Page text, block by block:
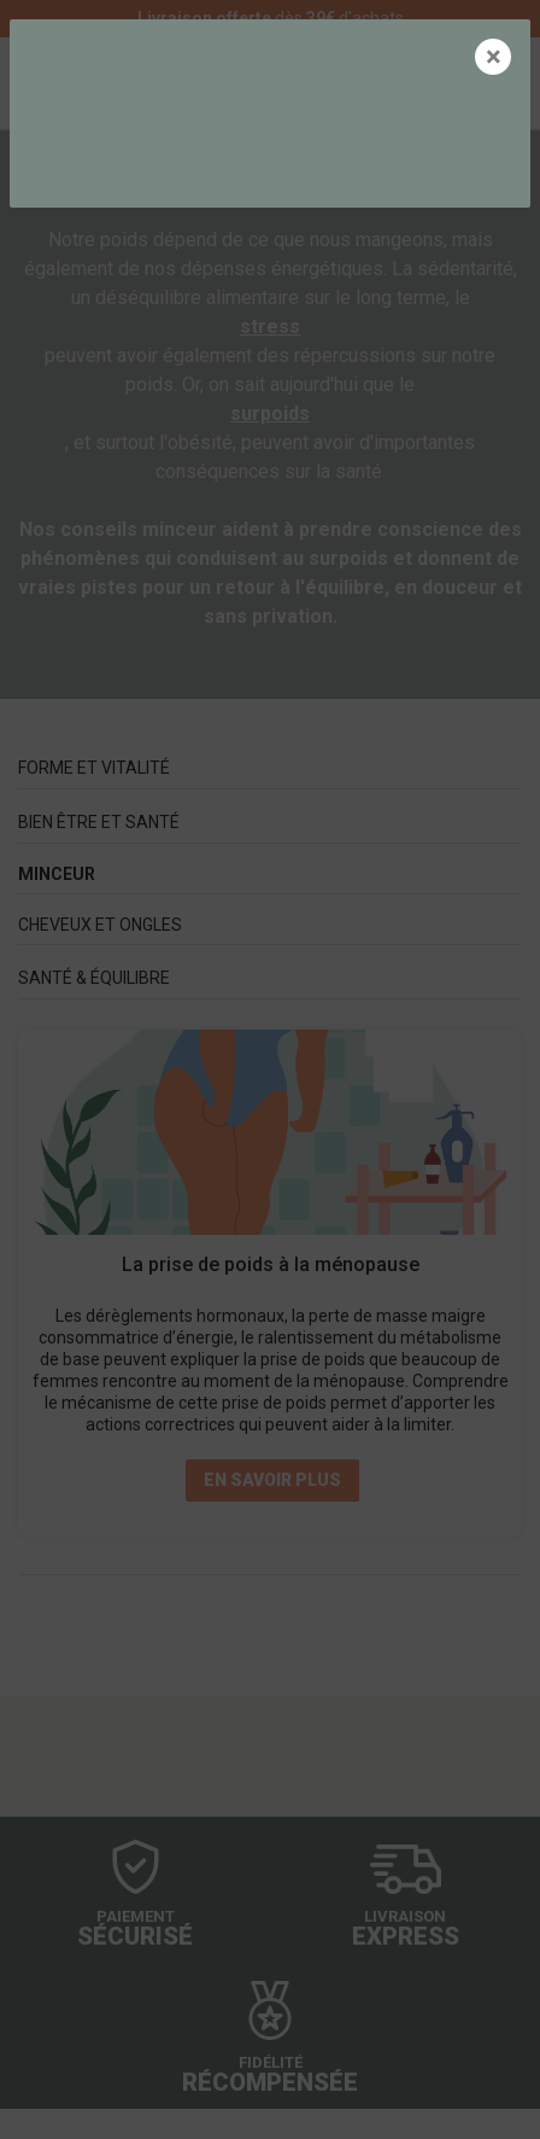
Livraison offertedès39€d'achats
FORME ET VITALITÉ
BIEN ÊTRE ET SANTÉ
MINCEUR
CHEVEUX ET ONGLES
SANTÉ & ÉQUILIBRE
La prise de poids à la ménopause
Les dérèglements hormonaux, la perte de masse maigre
consommatrice d’énergie, le ralentissement du métabolisme
de base peuvent expliquer la prise de poids que beaucoup de
femmes rencontre au moment de la ménopause. Comprendre
le mécanisme de cette prise de poids permet d’apporter les
actions correctrices qui peuvent aider à la limiter.
EN SAVOIR PLUS
PAIEMENT
SÉCURISÉ
LIVRAISON
EXPRESS
FIDÉLITÉ
RÉCOMPENSÉE
×